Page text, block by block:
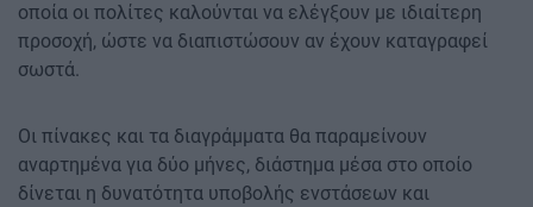
οποία οι πολίτες καλούνται να ελέγξουν με ιδιαίτερη
προσοχή, ώστε να διαπιστώσουν αν έχουν καταγραφεί
σωστά.
Οι πίνακες και τα διαγράμματα θα παραμείνουν
αναρτημένα για δύο μήνες, διάστημα μέσα στο οποίο
δίνεται η δυνατότητα υποβολής ενστάσεων και